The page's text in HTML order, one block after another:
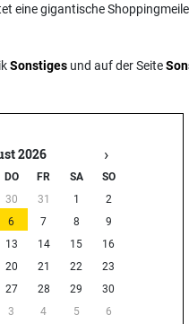
eine gigantische
Sonstiges und auf der Seite
2026 ›
DO FR SA
SO
30 31 1
2
6 7 8
9
13 14 15
16
20 21 22
23
27 28 29
30
3 4 5 6